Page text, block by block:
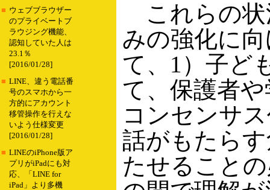
■ ウェブブラウザー
のプライベートブ
ラウジング機能、
認知していた人は
23.1％
[2016/01/28]
■ LINE、違う電話番
号のスマホから一
方的にアカウント
移管操作を行えな
いよう仕様変更
[2016/01/28]
■ LINEのiPhone版ア
プリがiPadにも対
応、「LINE for
iPad」より多機
これらの状
みの強化に
て、1）子ど
て、保護者
コンセンサ
話がもたら
たせること